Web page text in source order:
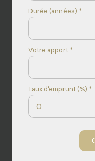
Durée (années) *
Votre apport *
Taux d'emprunt (%) *